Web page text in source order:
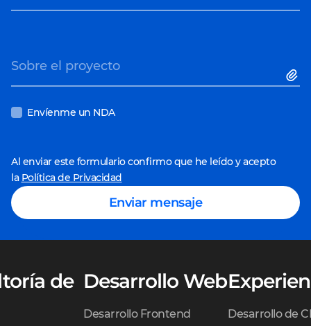
Sobre el proyecto
Envíenme un NDA
Al enviar este formulario confirmo que he leído y acepto
la Política de Privacidad
Enviar mensaje
de Desarrollo Web
Desarrollo Frontend
Desarrollo de